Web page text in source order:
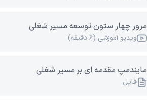
مرور چهار ستون توسعه مسیر شغلی
ویدیو آموزشی (۶ دقیقه)
مایندمپ مقدمه ای بر مسیر شغلی
فایل